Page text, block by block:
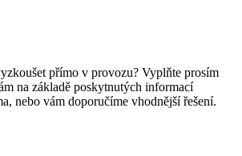
přímo v provozu? Vyplňte prosím
na základě poskytnutých informací
nebo vám doporučíme vhodnější řešení.